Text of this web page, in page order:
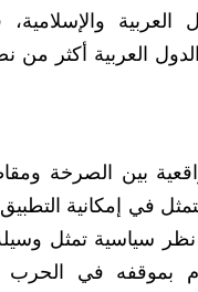
العربية
العربية أكثر من
بين الصرخة
في إمكانية التطبيق
سياسية تمثل
بموقفه في الحرب